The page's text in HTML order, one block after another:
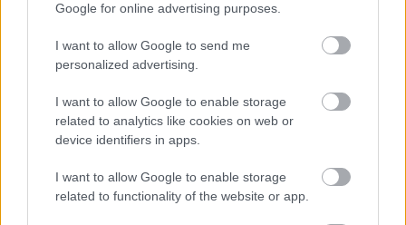
Google for online advertising purposes.
I want to allow Google to send me
personalized advertising.
I want to allow Google to enable storage
related to analytics like cookies on web or
device identifiers in apps.
I want to allow Google to enable storage
related to functionality of the website or app.